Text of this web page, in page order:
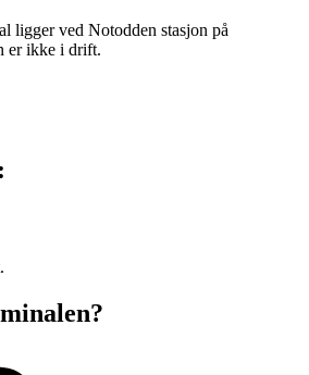
ligger ved Notodden stasjon på
er ikke i drift.